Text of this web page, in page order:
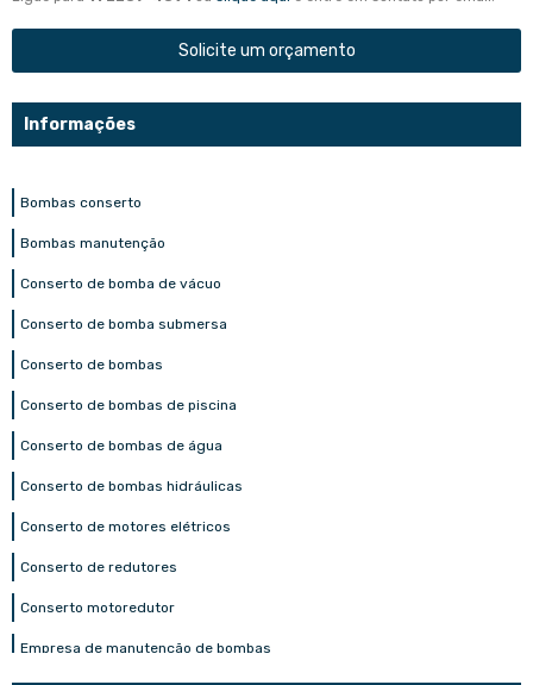
Solicite um orçamento
Informações
Bombas conserto
Bombas manutenção
Conserto de bomba de vácuo
Conserto de bomba submersa
Conserto de bombas
Conserto de bombas de piscina
Conserto de bombas de água
Conserto de bombas hidráulicas
Conserto de motores elétricos
Conserto de redutores
Conserto motoredutor
Empresa de manutenção de bombas